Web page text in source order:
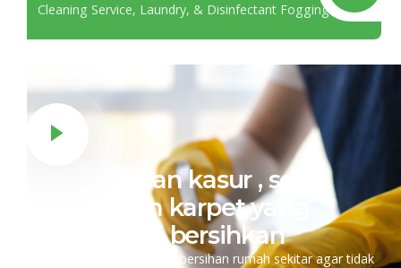
Cleaning Service, Laundry, & Disinfectant Fogging
Sudah ribuan kasur , sofa,
gorden dan karpet yang
sudah kami bersihkan
Manusia perlu menjaga kebersihan rumah sekitar agar tidak